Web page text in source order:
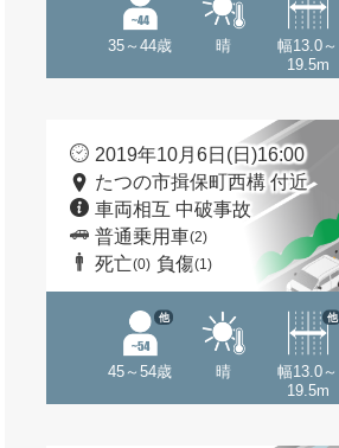
35～44歳 晴
幅13.0～
19.5m
2019年10月6日(日)16:00
たつの市揖保町西構 付近
車両相互 中破事故
普通乗用車(2)
死亡(0) 負傷(1)
45～54歳
他
晴
幅13.0～
19.5m
他